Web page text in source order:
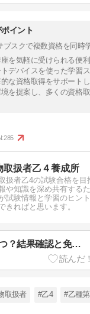
イント
ブスクで複数資格を同時
を気軽に受けられる便
デバイスを使った学習
な資格取得をサポート
を提案し、多くの資格
285
取扱者乙４養成所
扱者乙4の試験合格を
や知識を深め共有する
試験情報と学習のヒン
きればと思います。
乙4の合格発表はいつ？結果確認と免状申請の流れ
取扱者 #乙4 #乙種